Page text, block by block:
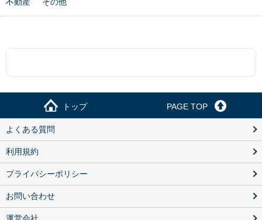
トップ PAGE TOP
よくある質問
利用規約
プライバシーポリシー
お問い合わせ
運営会社